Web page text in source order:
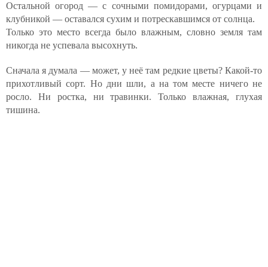
Остальной огород — с сочными помидорами, огурцами и
клубникой — оставался сухим и потрескавшимся от солнца.
Только это место всегда было влажным, словно земля там
никогда не успевала высохнуть.
Сначала я думала — может, у неё там редкие цветы? Какой-то
прихотливый сорт. Но дни шли, а на том месте ничего не
росло. Ни ростка, ни травинки. Только влажная, глухая
тишина.